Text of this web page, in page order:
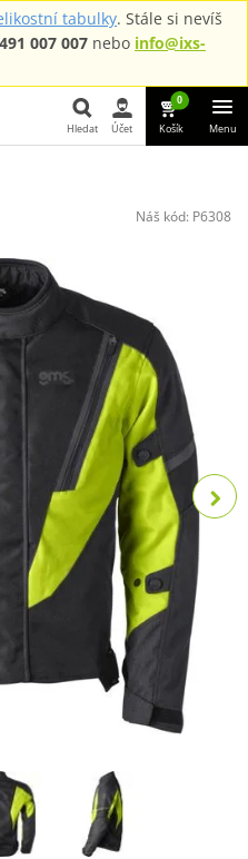
tabulky. Stále si nevíš
007 007 nebo info@ixs-
Hledat Účet
0
Košík Menu
Náš kód: P6308